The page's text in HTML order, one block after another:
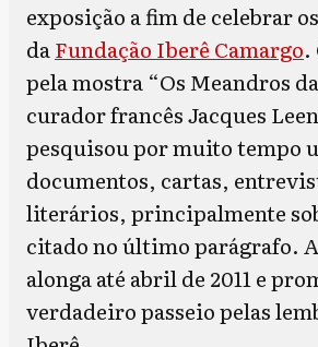
exposição a fim de celebrar
daFundação Iberê Camargo.
pela mostra “Os Meandros
curador francês Jacques
pesquisou por muito tempo
documentos, cartas,
literários, principalmente
citado no último parágrafo.
alonga até abril de 2011 e
verdadeiro passeio pelas